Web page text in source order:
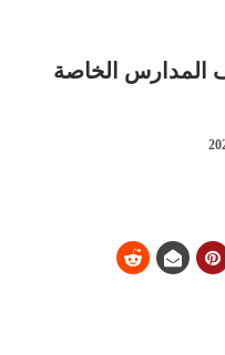
المدارس الخاصة